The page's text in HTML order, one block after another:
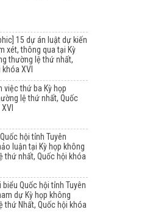
15 dự án luật dự kiến
xét, thông qua tại Kỳ
thường lệ thứ nhất,
XVI
việc thứ ba Kỳ họp
lệ thứ nhất, Quốc
hội tỉnh Tuyên
luận tại Kỳ họp không
thứ nhất, Quốc hội khóa
Quốc hội tỉnh Tuyên
dự Kỳ họp không
thứ Nhất, Quốc hội khóa